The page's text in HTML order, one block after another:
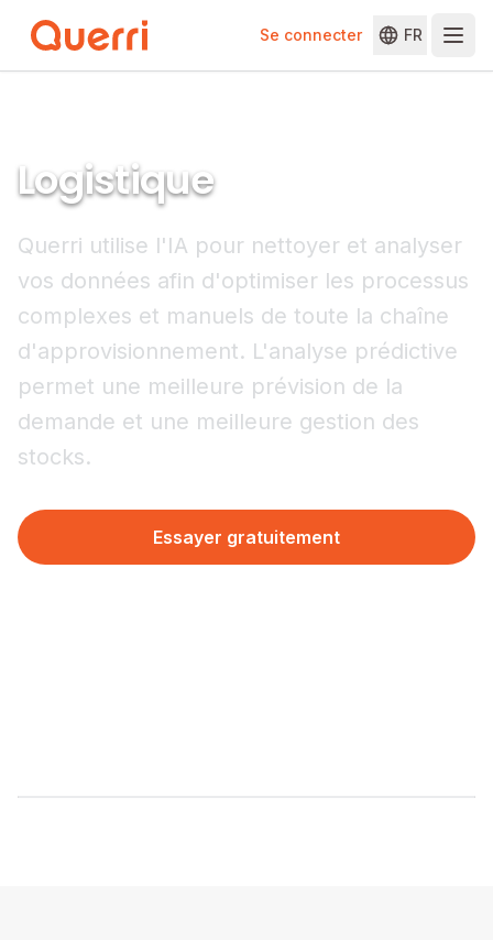
Se connecter FR
Logistique
Querri utilise l'IA pour nettoyer et analyser
vos données afin d'optimiser les processus
complexes et manuels de toute la chaîne
d'approvisionnement. L'analyse prédictive
permet une meilleure prévision de la
demande et une meilleure gestion des
stocks.
Essayer gratuitement